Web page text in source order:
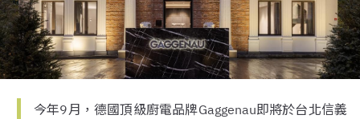
今年9月，德國頂級廚電品牌Gaggenau即將於台北信義